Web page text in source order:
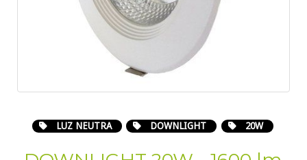
LUZ NEUTRA DOWNLIGHT 20W